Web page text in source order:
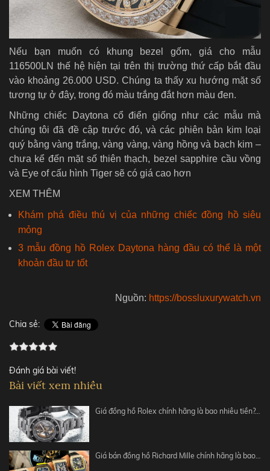
Nếu bạn muốn có khung bezel gốm, giá cho mẫu
116500LN thế hệ hiện tại trên thị trường thứ cấp bắt đầu
vào khoảng 26.000 USD. Chúng ta thấy xu hướng mặt số
tương tự ở đây, trong đó màu trắng đắt hơn màu đen.
Những chiếc Daytona cổ điển giống như các mẫu mà
chúng tôi đã đề cập trước đó, và các phiên bản kim loại
quý bằng vàng trắng, vàng vàng, vàng hồng và bạch kim –
chưa kể đến mặt số thiên thạch, bezel sapphire cầu vồng
và Eye of cấu hình Tiger sẽ có giá cao hơn
XEM THÊM
Khám phá điều thú vị của những chiếc đồng hồ siêu
mỏng
3 mẫu đồng hồ Rolex Daytona hàng đầu có thể là một
khoản đầu tư tốt
Nguồn: https://bossluxurywatch.vn
Chia sẻ:
Đánh giá bài viết!
Bài viết xem nhiều
Giá đồng hồ Rolex chính hãng là bao nhiêu tiền?…
Giá bán đồng hồ Richard Mille chính hãng là bao…